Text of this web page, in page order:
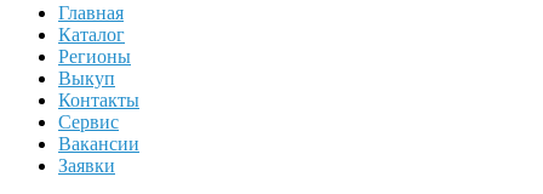
Главная
Каталог
Регионы
Выкуп
Контакты
Сервис
Вакансии
Заявки